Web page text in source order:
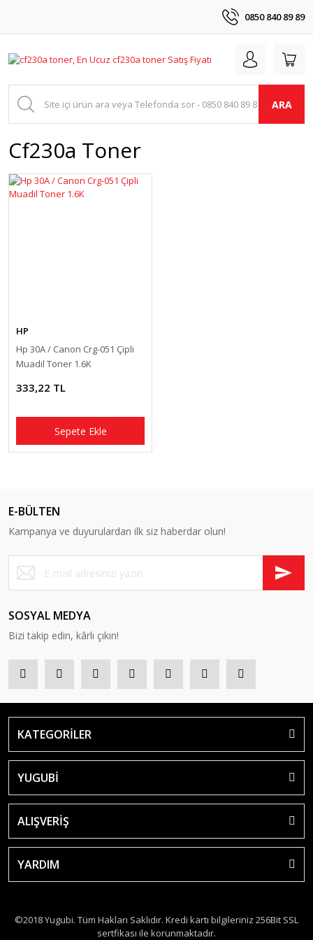
0850 840 89 89
ARA
Cf230a Toner
HP
Hp 30A / Canon Crg-051 Çipli
Muadil Toner 1.6K
333,22 TL
Sepete Ekle
E-BÜLTEN
Kampanya ve duyurulardan ilk siz haberdar olun!
SOSYAL MEDYA
Bizi takip edin, kârlı çıkın!
KATEGORİLER
YUGUBİ
ALIŞVERİŞ
YARDIM
©2018 Yugubi. Tüm Hakları Saklıdır. Kredi kartı bilgileriniz 256Bit SSL
sertfikası ile korunmaktadır.